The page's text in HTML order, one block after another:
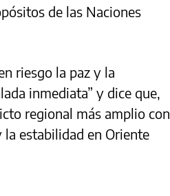
de las Naciones
riesgo la paz y la
inmediata” y dice que,
regional más amplio con
la estabilidad en Oriente